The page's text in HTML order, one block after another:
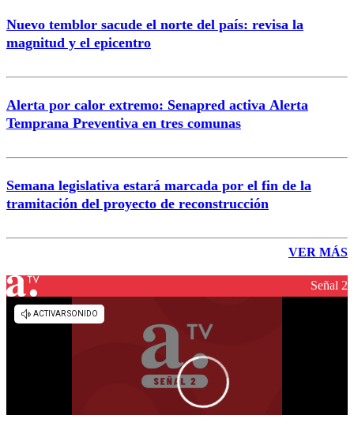
Nuevo temblor sacude el norte del país: revisa la
magnitud y el epicentro
Alerta por calor extremo: Senapred activa Alerta
Temprana Preventiva en tres comunas
Semana legislativa estará marcada por el fin de la
tramitación del proyecto de reconstrucción
VER MÁS
Señal 2